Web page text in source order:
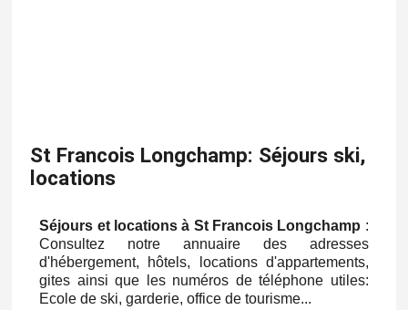
St Francois Longchamp: Séjours ski,
locations
Séjours et locations à St Francois Longchamp :
Consultez notre annuaire des adresses
d'hébergement, hôtels, locations d'appartements,
gites ainsi que les numéros de téléphone utiles:
Ecole de ski, garderie, office de tourisme...